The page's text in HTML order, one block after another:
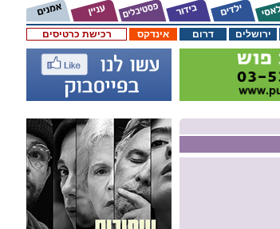
רכישת כרטיסים אינדקס דרום ירושלים